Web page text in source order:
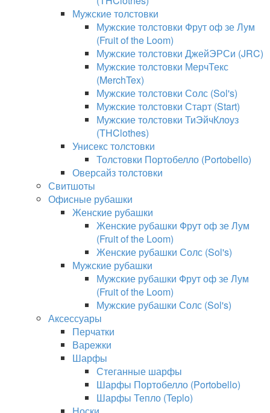
Мужские толстовки
Мужские толстовки Фрут оф зе Лум
(Fruit of the Loom)
Мужские толстовки ДжейЭРСи (JRC)
Мужские толстовки МерчТекс
(MerchTex)
Мужские толстовки Солс (Sol's)
Мужские толстовки Старт (Start)
Мужские толстовки ТиЭйчКлоуз
(THClothes)
Унисекс толстовки
Толстовки Портобелло (Portobello)
Оверсайз толстовки
Свитшоты
Офисные рубашки
Женские рубашки
Женские рубашки Фрут оф зе Лум
(Fruit of the Loom)
Женские рубашки Солс (Sol's)
Мужские рубашки
Мужские рубашки Фрут оф зе Лум
(Fruit of the Loom)
Мужские рубашки Солс (Sol's)
Аксессуары
Перчатки
Варежки
Шарфы
Стеганные шарфы
Шарфы Портобелло (Portobello)
Шарфы Тепло (Teplo)